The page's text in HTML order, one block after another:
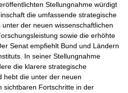
Stellungnahme würdigt
die umfassende strategische
der neuen wissenschaftlichen
sowie die erhöhte
Senat empfiehlt Bund und Ländern
In seiner Stellungnahme
die klarere strategische
hebt die unter der neuen
sichtbaren Fortschritte in der